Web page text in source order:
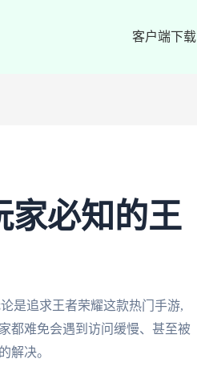
客户端下载
家必知的王
是追求王者荣耀这款热门手游,
都难免会遇到访问缓慢、甚至被
解决。